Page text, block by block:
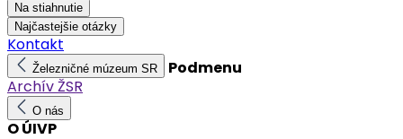
Na stiahnutie
Najčastejšie otázky
Kontakt
Železničné múzeum SR
Podmenu
Archív ŽSR
O nás
O ÚIVP